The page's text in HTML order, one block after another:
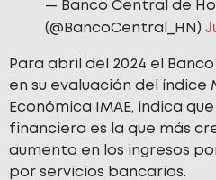
— Banco Central de
(@BancoCentral_HN)
Para abril del 2024 el
en su evaluación del índice
Económica IMAE, indica
financiera es la que más
aumento en los ingresos
por servicios bancarios.